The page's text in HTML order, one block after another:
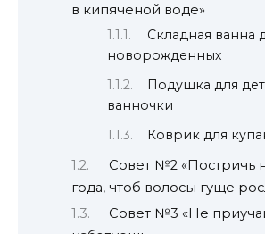
в кипяченой воде»
Складная ванна
новорожденных
Подушка для
ванночки
Коврик для
Совет №2 «Постричь
года, чтоб волосы гуще
Совет №3 «Не